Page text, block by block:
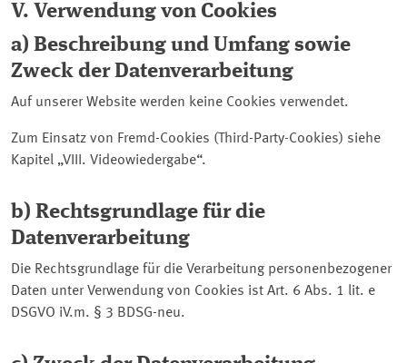
V. Verwendung von Cookies
a) Beschreibung und Umfang sowie
Zweck der Datenverarbeitung
Auf unserer Website werden keine Cookies verwendet.
Zum Einsatz von Fremd-Cookies ( Third-Party-Cookies) siehe
Kapitel
VIII. Videowiedergabe .
b) Rechtsgrundlage für die
Datenverarbeitung
Die Rechtsgrundlage für die Verarbeitung personenbezogener
Daten unter Verwendung von Cookies ist Art. 6 Abs. 1 lit. e
DSGVO iV.m. § 3 BDSG-neu.